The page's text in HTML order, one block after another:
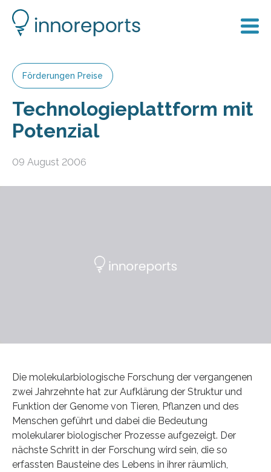
Förderungen Preise
Technologieplattform mit
Potenzial
09 August 2006
Die molekularbiologische Forschung der vergangenen
zwei Jahrzehnte hat zur Aufklärung der Struktur und
Funktion der Genome von Tieren, Pflanzen und des
Menschen geführt und dabei die Bedeutung
molekularer biologischer Prozesse aufgezeigt. Der
nächste Schritt in der Forschung wird sein, die so
erfassten Bausteine des Lebens in ihrer räumlich,